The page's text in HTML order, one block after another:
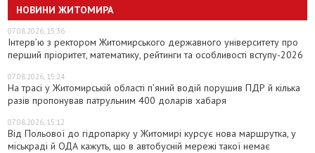
НОВИНИ ЖИТОМИРА
07.08.2026, 15:36
Інтерв’ю з ректором Житомирського державного університету про
перший пріоритет, математику, рейтинги та особливості вступу-2026
07.08.2026, 15:24
На трасі у Житомирській області п’яний водій порушив ПДР й кілька
разів пропонував патрульним 400 доларів хабаря
07.08.2026, 15:12
Від Польової до гідропарку у Житомирі курсує нова маршрутка, у
міськраді й ОДА кажуть, що в автобусній мережі такої немає